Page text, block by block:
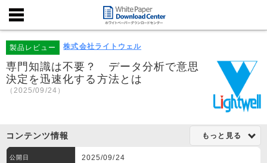
製品レビュー 株式会社ライトウェル
専門知識は不要？ データ分析で意思
決定を迅速化する方法とは
（2025/09/24）
コンテンツ情報 もっと見る
公開日 2025/09/24